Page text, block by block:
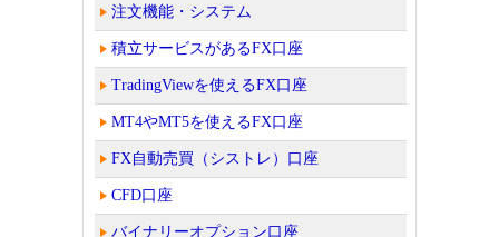
注文機能・システム
積立サービスがあるFX口座
TradingViewを使えるFX口座
MT4やMT5を使えるFX口座
FX自動売買（シストレ）口座
CFD口座
バイナリーオプション口座